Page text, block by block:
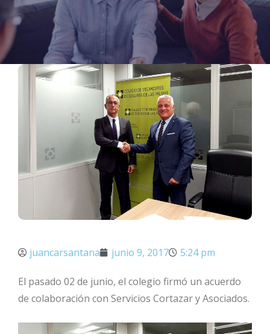
juancarsantana junio 9, 2017 5:24 pm
El pasado 02 de junio, el colegio firmó un acuerdo
de colaboración con Servicios Cortazar y Asociados.